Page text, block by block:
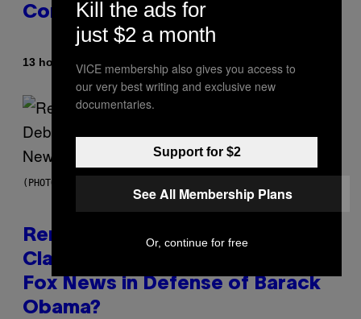
Conceded’
13 hours agoBy Caleb Catlin
(PHOTO BY TIM MOSENFELDER/GETTY IMAGES)
Remember the Time Jeezy
Clapped Back at Bill O’Reilly and
Fox News in Defense of Barack
Obama?
Kill the ads for
just $2 a month
VICE membership also gives you access to
our very best writing and exclusive new
documentaries.
Support for $2
See All Membership Plans
Or, continue for free